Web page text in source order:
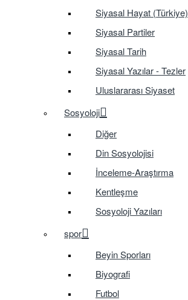
Siyasal Hayat (Türkiye)
Siyasal Partiler
Siyasal Tarih
Siyasal Yazılar - Tezler
Uluslararası Siyaset
Sosyoloji
Diğer
Din Sosyolojisi
İnceleme-Araştırma
Kentleşme
Sosyoloji Yazıları
spor
Beyin Sporları
Biyografi
Futbol